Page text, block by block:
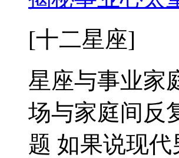
[十二星座]
星座与事业家
场与家庭间反
题 如果说现